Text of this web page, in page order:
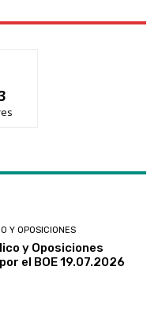
Y OPOSICIONES
y Oposiciones
el BOE 19.07.2026